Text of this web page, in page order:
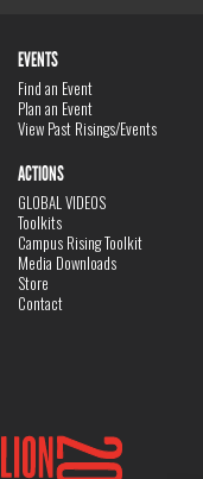
EVENTS
Find an Event
Plan an Event
View Past Risings/Events
ACTIONS
GLOBAL VIDEOS
Toolkits
Campus Rising Toolkit
Media Downloads
Store
Contact